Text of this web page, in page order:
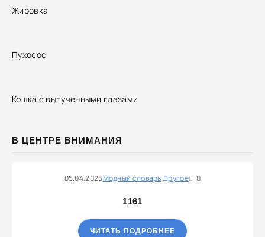
Жировка
Пухосос
Кошка с выпученными глазами
В ЦЕНТРЕ ВНИМАНИЯ
05.04.2025Модный словарьДругое 0
1161
ЧИТАТЬ ПОДРОБНЕЕ